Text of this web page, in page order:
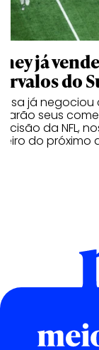
já
do
já
seus
da NFL,
do próximo